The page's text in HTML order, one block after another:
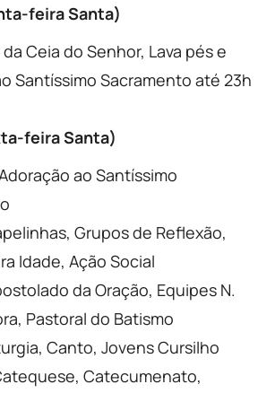
feira Santa)
da Ceia do Senhor, Lava pés e
Santíssimo Sacramento até 23h
feira Santa)
ao Santíssimo
Grupos de Reflexão,
Idade, Ação Social
da Oração, Equipes N.
Pastoral do Batismo
Canto, Jovens Cursilho
Catecumenato,